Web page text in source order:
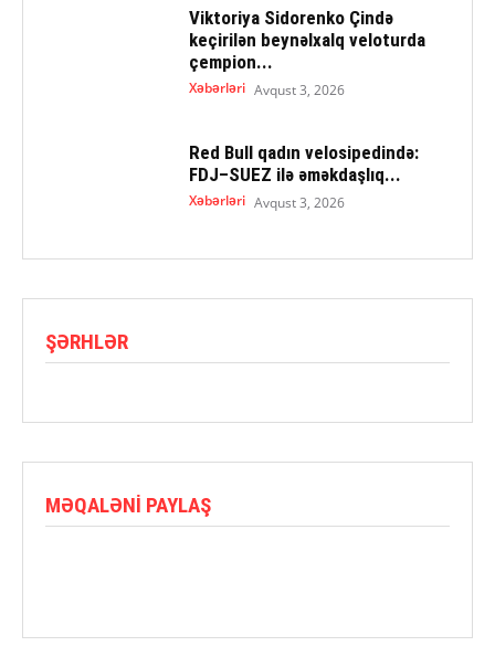
Viktoriya Sidorenko Çində
keçirilən beynəlxalq veloturda
çempion...
Xəbərləri Avqust 3, 2026
Red Bull qadın velosipedində:
FDJ–SUEZ ilə əməkdaşlıq...
Xəbərləri Avqust 3, 2026
ŞƏRHLƏR
MƏQALƏNI PAYLAŞ